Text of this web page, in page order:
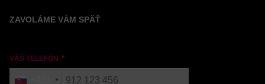
ZAVOLÁME VÁM SPÄŤ
VÁŠ TELEFÓN